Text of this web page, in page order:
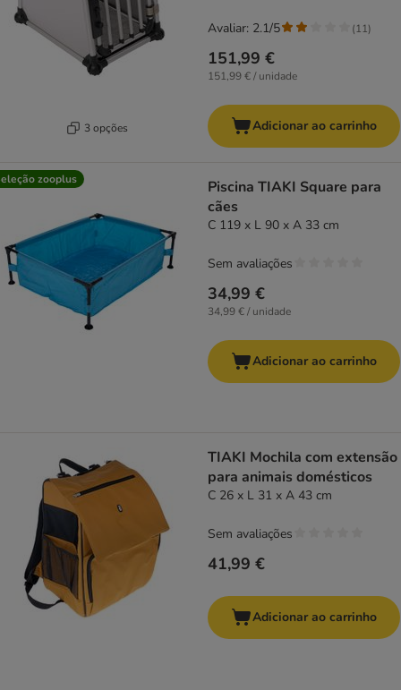
3 opções
151,99 €
151,99 € / unidade
Avaliar: 2.1/5 (11)
Adicionar ao carrinho
zooplus
Piscina TIAKI Square para
cães
C 119 x L 90 x A 33 cm
34,99 €
34,99 € / unidade
Sem avaliações
Adicionar ao carrinho
TIAKI Mochila com extensão
para animais domésticos
C 26 x L 31 x A 43 cm
41,99 €
Sem avaliações
Adicionar ao carrinho